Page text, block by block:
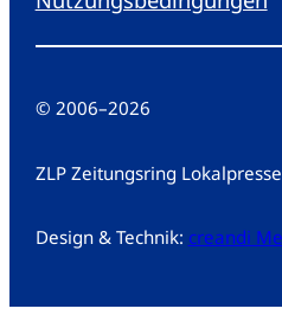
© 2006–2026
ZLP Zeitungsring
Design & Technik: creandi